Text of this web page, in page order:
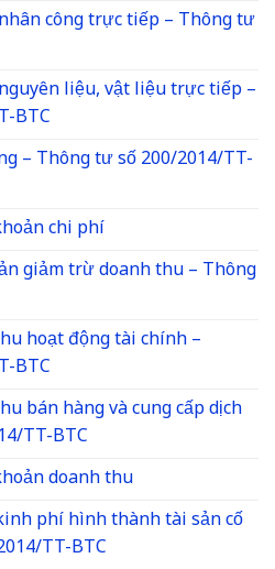
công trực tiếp – Thông tư
liệu, vật liệu trực tiếp –
BTC
– Thông tư số 200/2014/TT-
chi phí
giảm trừ doanh thu – Thông
hoạt động tài chính –
BTC
bán hàng và cung cấp dịch
TT-BTC
doanh thu
phí hình thành tài sản cố
TT-BTC